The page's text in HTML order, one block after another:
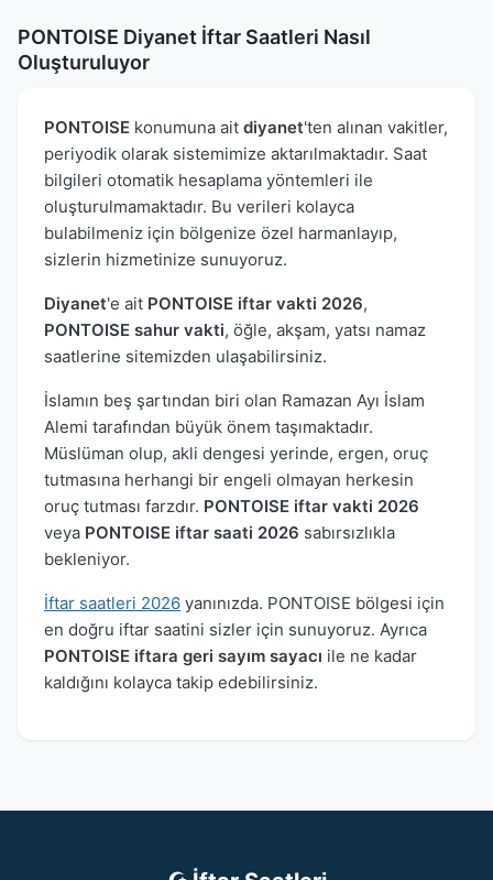
PONTOISE Diyanet İftar Saatleri Nasıl
Oluşturuluyor
PONTOISE konumuna ait diyanet'ten alınan vakitler,
periyodik olarak sistemimize aktarılmaktadır. Saat
bilgileri otomatik hesaplama yöntemleri ile
oluşturulmamaktadır. Bu verileri kolayca
bulabilmeniz için bölgenize özel harmanlayıp,
sizlerin hizmetinize sunuyoruz.
Diyanet'e ait PONTOISE iftar vakti 2026,
PONTOISE sahur vakti, öğle, akşam, yatsı namaz
saatlerine sitemizden ulaşabilirsiniz.
İslamın beş şartından biri olan Ramazan Ayı İslam
Alemi tarafından büyük önem taşımaktadır.
Müslüman olup, akli dengesi yerinde, ergen, oruç
tutmasına herhangi bir engeli olmayan herkesin
oruç tutması farzdır. PONTOISE iftar vakti 2026
veya PONTOISE iftar saati 2026 sabırsızlıkla
bekleniyor.
İftar saatleri 2026 yanınızda. PONTOISE bölgesi için
en doğru iftar saatini sizler için sunuyoruz. Ayrıca
PONTOISE iftara geri sayım sayacı ile ne kadar
kaldığını kolayca takip edebilirsiniz.